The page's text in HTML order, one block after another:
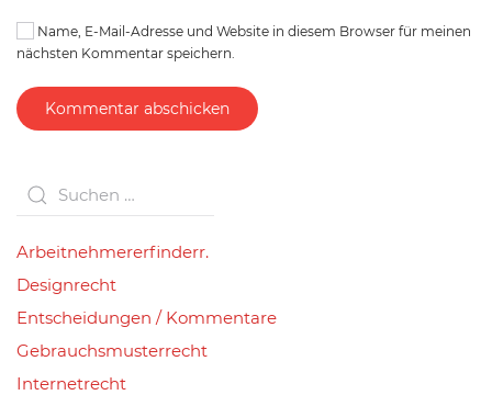
Name, E-Mail-Adresse und Website in diesem Browser für meinen
nächsten Kommentar speichern.
Kommentar abschicken
Arbeitnehmererfinderr.
Designrecht
Entscheidungen / Kommentare
Gebrauchsmusterrecht
Internetrecht